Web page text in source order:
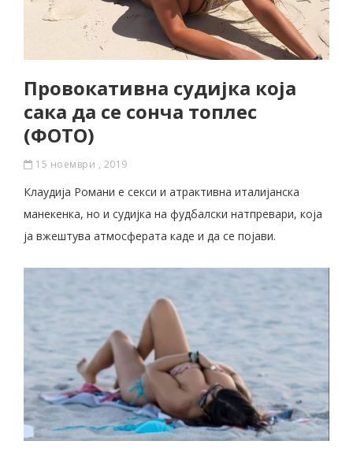
Провокативна судијка која
сака да се сонча топлес
(ФОТО)
15 ноември , 2019
Клаудија Романи е секси и атрактивна италијанска
манекенка, но и судијка на фудбалски натпревари, која
ја вжештува атмосферата каде и да се појави.